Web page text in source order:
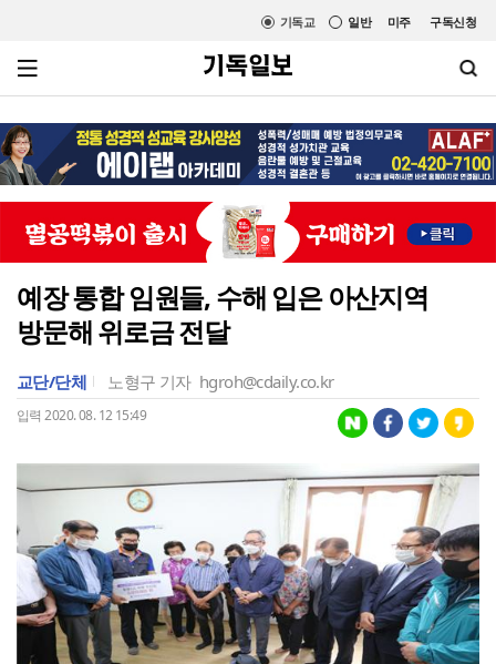
미주 구독신청
일반
기독교
예장 통합 임원들, 수해 입은 아산지역
방문해 위로금 전달
교단/단체 노형구 기자 hgroh@cdaily.co.kr
입력 2020. 08. 12 15:49